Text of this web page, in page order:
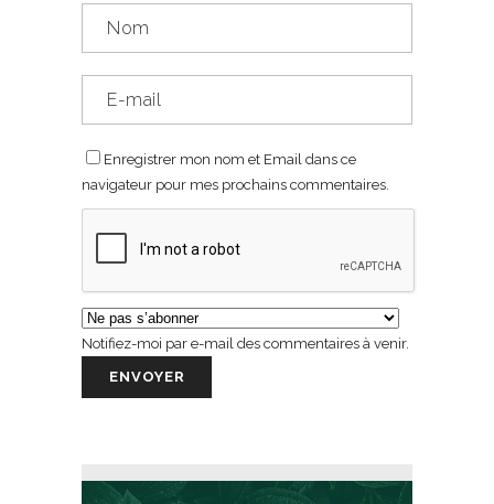
Enregistrer mon nom et Email dans ce
navigateur pour mes prochains commentaires.
Notifiez-moi par e-mail des commentaires à venir.